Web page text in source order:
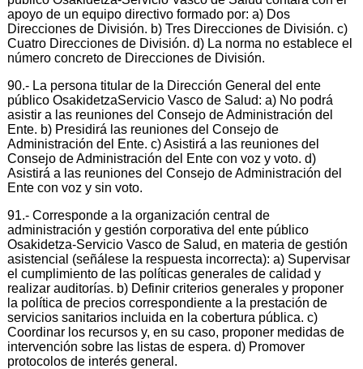
apoyo de un equipo directivo formado por: a) Dos
Direcciones de División. b) Tres Direcciones de División. c)
Cuatro Direcciones de División. d) La norma no establece el
número concreto de Direcciones de División.
90.- La persona titular de la Dirección General del ente
público OsakidetzaServicio Vasco de Salud: a) No podrá
asistir a las reuniones del Consejo de Administración del
Ente. b) Presidirá las reuniones del Consejo de
Administración del Ente. c) Asistirá a las reuniones del
Consejo de Administración del Ente con voz y voto. d)
Asistirá a las reuniones del Consejo de Administración del
Ente con voz y sin voto.
91.- Corresponde a la organización central de
administración y gestión corporativa del ente público
Osakidetza-Servicio Vasco de Salud, en materia de gestión
asistencial (señálese la respuesta incorrecta): a) Supervisar
el cumplimiento de las políticas generales de calidad y
realizar auditorías. b) Definir criterios generales y proponer
la política de precios correspondiente a la prestación de
servicios sanitarios incluida en la cobertura pública. c)
Coordinar los recursos y, en su caso, proponer medidas de
intervención sobre las listas de espera. d) Promover
protocolos de interés general.